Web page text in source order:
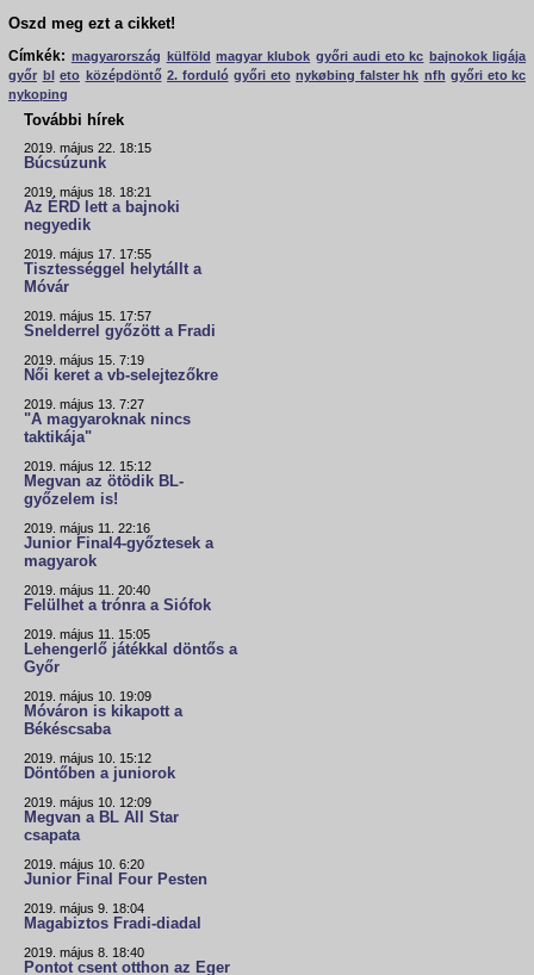
Oszd meg ezt a cikket!
Címkék: magyarország külföld magyar klubok győri audi eto kc bajnokok ligája
győr bl eto középdöntő 2. forduló győri eto nykøbing falster hk nfh győri eto kc
nykoping
További hírek
2019. május 22. 18:15
Búcsúzunk
2019. május 18. 18:21
Az ÉRD lett a bajnoki
negyedik
2019. május 17. 17:55
Tisztességgel helytállt a
Móvár
2019. május 15. 17:57
Snelderrel győzött a Fradi
2019. május 15. 7:19
Női keret a vb-selejtezőkre
2019. május 13. 7:27
"A magyaroknak nincs
taktikája"
2019. május 12. 15:12
Megvan az ötödik BL-
győzelem is!
2019. május 11. 22:16
Junior Final4-győztesek a
magyarok
2019. május 11. 20:40
Felülhet a trónra a Siófok
2019. május 11. 15:05
Lehengerlő játékkal döntős a
Győr
2019. május 10. 19:09
Móváron is kikapott a
Békéscsaba
2019. május 10. 15:12
Döntőben a juniorok
2019. május 10. 12:09
Megvan a BL All Star
csapata
2019. május 10. 6:20
Junior Final Four Pesten
2019. május 9. 18:04
Magabiztos Fradi-diadal
2019. május 8. 18:40
Pontot csent otthon az Eger